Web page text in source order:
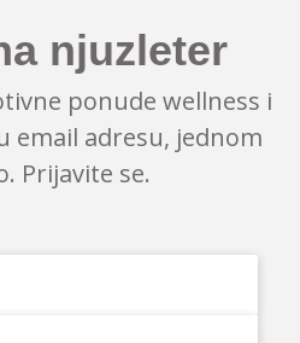
njuzleter
ponude wellness i
email adresu, jednom
Prijavite se.